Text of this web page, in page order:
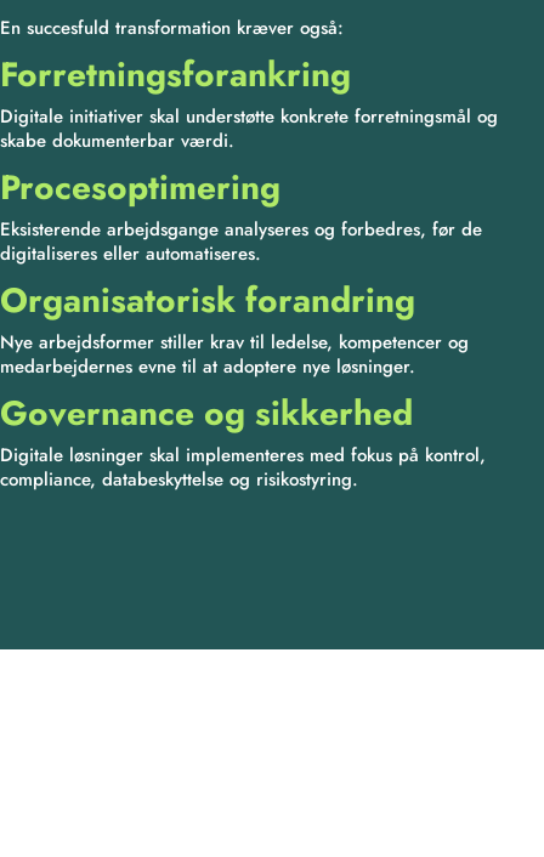
En succesfuld transformation kræver også:
Forretningsforankring
Digitale initiativer skal understøtte konkrete forretningsmål og
skabe dokumenterbar værdi.
Procesoptimering
Eksisterende arbejdsgange analyseres og forbedres, før de
digitaliseres eller automatiseres.
Organisatorisk forandring
Nye arbejdsformer stiller krav til ledelse, kompetencer og
medarbejdernes evne til at adoptere nye løsninger.
Governance og sikkerhed
Digitale løsninger skal implementeres med fokus på kontrol,
compliance, databeskyttelse og risikostyring.